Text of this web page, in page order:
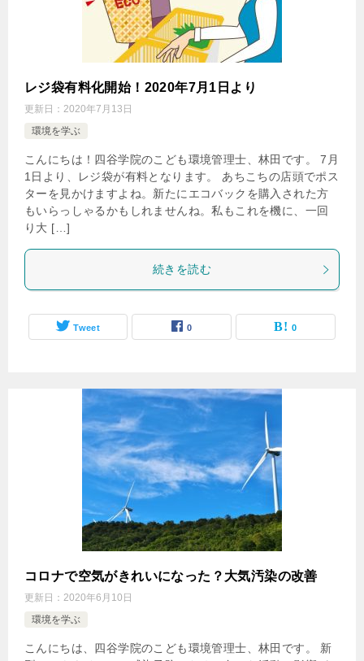
レジ袋有料化開始！2020年7月1日より
更新日： 2020年7月13日
環境を学ぶ
こんにちは！四谷学院のこども環境管理士、林田です。 7月
1日より、レジ袋が有料となります。 あちこちの店頭でポス
ターを見かけますよね。新たにエコバックを購入された方
もいらっしゃるかもしれませんね。私もこれを機に、一回
り大 […]
続きを読む
Tweet 0 0
コロナで空気がきれいになった？大気汚染の改善
更新日： 2020年6月10日
環境を学ぶ
こんにちは、四谷学院のこども環境管理士、林田です。 新